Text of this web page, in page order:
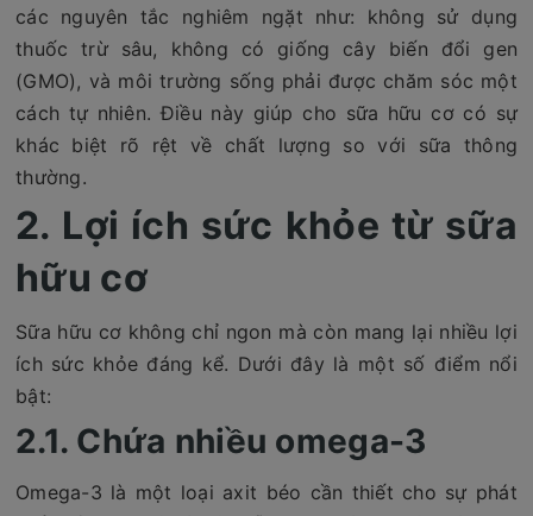
các nguyên tắc nghiêm ngặt như: không sử dụng
thuốc trừ sâu, không có giống cây biến đổi gen
(GMO), và môi trường sống phải được chăm sóc một
cách tự nhiên. Điều này giúp cho sữa hữu cơ có sự
khác biệt rõ rệt về chất lượng so với sữa thông
thường.
2. Lợi ích sức khỏe từ sữa
hữu cơ
Sữa hữu cơ không chỉ ngon mà còn mang lại nhiều lợi
ích sức khỏe đáng kể. Dưới đây là một số điểm nổi
bật:
2.1. Chứa nhiều omega-3
Omega-3 là một loại axit béo cần thiết cho sự phát